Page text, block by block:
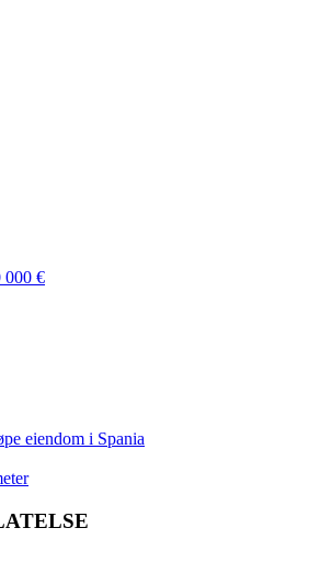
000 €
eiendom i Spania